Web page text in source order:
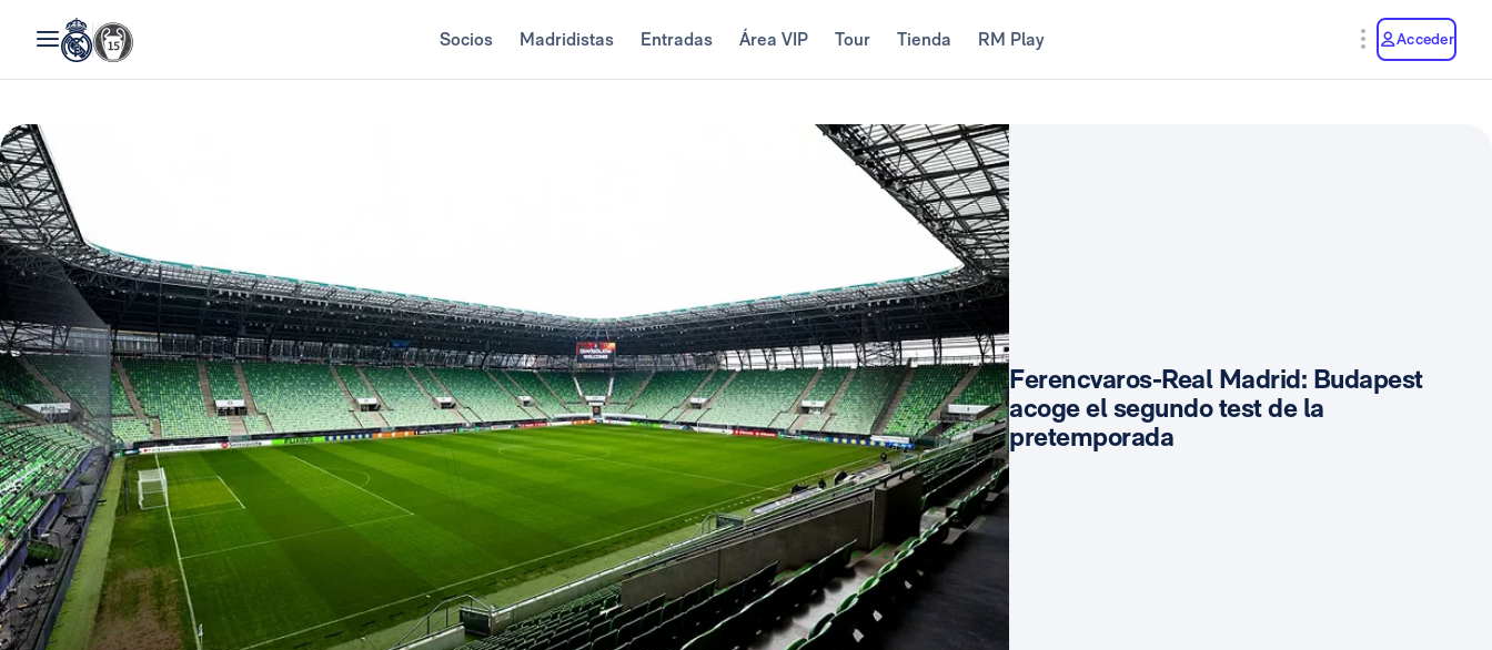
Socios Madridistas Entradas Área VIP Tour Tienda RM Play Acceder
Ferencvaros-Real Madrid: Budapest
acoge el segundo test de la
pretemporada